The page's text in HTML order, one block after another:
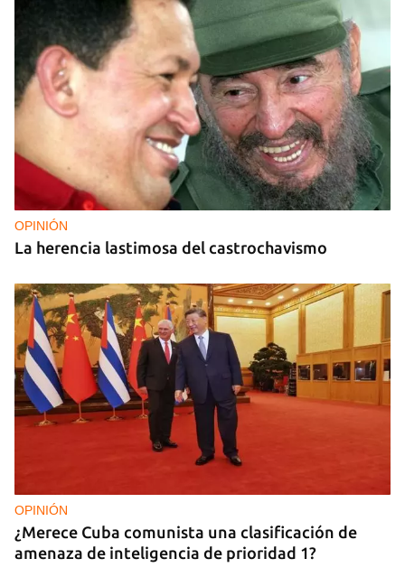
OPINIÓN
La herencia lastimosa del castrochavismo
OPINIÓN
¿Merece Cuba comunista una clasificación de
amenaza de inteligencia de prioridad 1?